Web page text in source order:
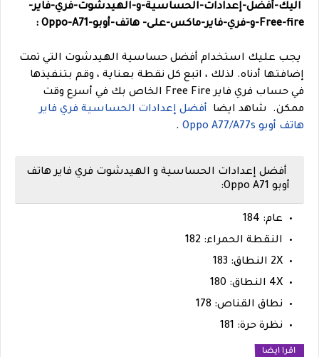
اليك-أفضل-إعدادات-الحساسية-و-الهيدشوت-فري-فاير-
Free-fire-و-فري-فاير-ماكس-على-
هاتف-أوبو-Oppo-A71 :
يجب عليك استخدام أفضل حساسية الهيدشوت التي تمت
إضافتها أدناه. لذلك ، اتبع كل نقطة بعناية ، وقم بتنفيذها
في حساب فري فاير Free Fire الخاص بك في أسرع وقت
ممكن.
شاهد ايضا
أفضل إعدادات الحساسية فري فاير
هاتف أوبو Oppo A77/A77s
.
أفضل إعدادات الحساسية و الهيدشوت فري فاير هاتف
أوبو Oppo A71:
عام: 184
النقطة الحمراء: 182
2X النطاق: 183
4X النطاق: 180
نطاق القناص: 178
نظرة حرة: 181
اقرا ايضا